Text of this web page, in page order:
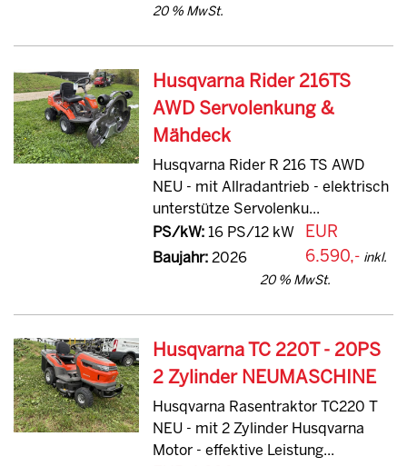
20 % MwSt.
Husqvarna Rider 216TS
AWD Servolenkung &
Mähdeck
Husqvarna Rider R 216 TS AWD
NEU - mit Allradantrieb - elektrisch
unterstütze Servolenku...
PS/kW:16 PS/12 kW
Baujahr:2026
EUR
6.590,- inkl.
20 % MwSt.
Husqvarna TC 220T - 20PS
2 Zylinder NEUMASCHINE
Husqvarna Rasentraktor TC220 T
NEU - mit 2 Zylinder Husqvarna
Motor - effektive Leistung...